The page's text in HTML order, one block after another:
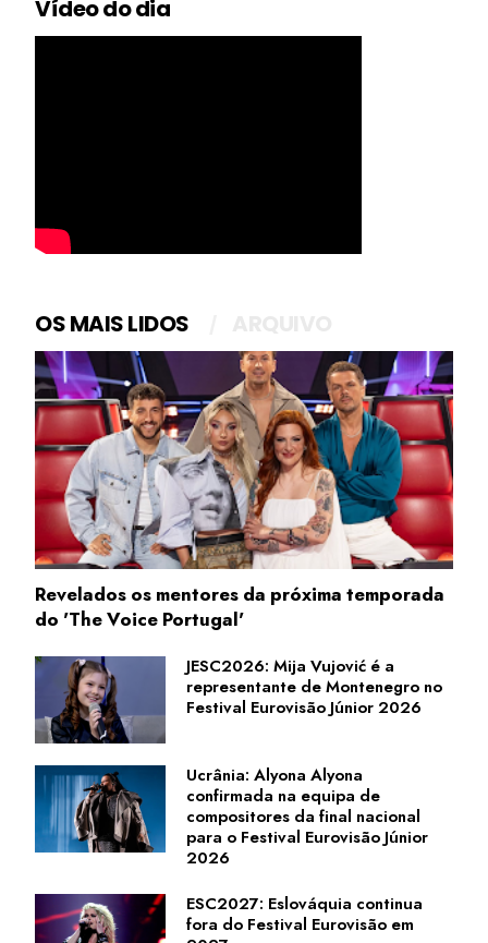
Vídeo do dia
OS MAIS LIDOS
Revelados os mentores da próxima temporada
do 'The Voice Portugal'
JESC2026: Mija Vujović é a
representante de Montenegro no
Festival Eurovisão Júnior 2026
Ucrânia: Alyona Alyona
confirmada na equipa de
compositores da final nacional
para o Festival Eurovisão Júnior
2026
ESC2027: Eslováquia continua
fora do Festival Eurovisão em